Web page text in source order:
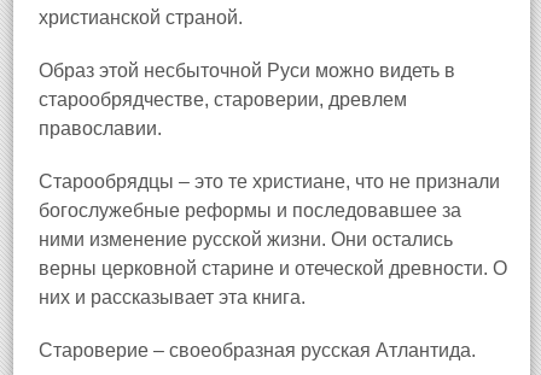
христианской страной.
Образ этой несбыточной Руси можно видеть в
старообрядчестве, староверии, древлем
православии.
Старообрядцы – это те христиане, что не признали
богослужебные реформы и последовавшее за
ними изменение русской жизни. Они остались
верны церковной старине и отеческой древности. О
них и рассказывает эта книга.
Староверие – своеобразная русская Атлантида.